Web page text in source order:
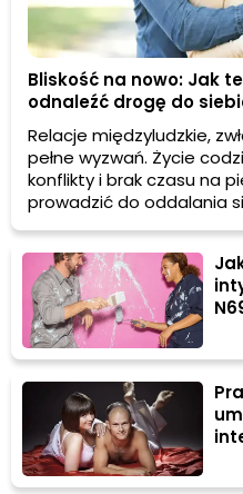
Bliskość na nowo: Jak
odnaleźć drogę do
Relacje międzyludzkie,
pełne wyzwań. Życie
konflikty i brak czasu na
prowadzić do oddalania
momentach wiele par
bliskość i harmonię w
skutecznych rozwiązań
pomaga zrozumieć
trudności i znaleźć nowe
szczęścia.